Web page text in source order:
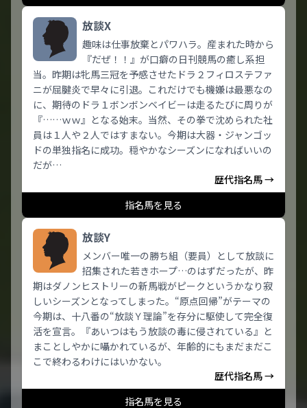
放談X
趣味は仕事放棄とパワハラ。産まれた時から
『だぜ！！』が口癖の日刊競馬の癒し系担
当。昨期は牝馬三冠を予感させたドラ２フィロステファ
ニが屈腱炎で早々に引退。これだけでも機嫌は最悪なの
に、期待のドラ１ボンボンベイビーは走るたびに周りが
『……ｗｗ』となる始末。当然、その拳で沈められた社
員は１人や２人ではすまない。今期は大器・ジャンゴッ
ドの単独指名に成功。穏やかなシーズンになればいいの
だが…
歴代指名馬 →
指名馬を見る
放談Y
メンバー唯一の勝ち組（要員）として放談に
招集された若きホープ…のはずだったが、昨
期はダノンヒストリーの新馬戦がピークというかなり寂
しいシーズンとなってしまった。“原点回帰”がテーマの
今期は、十八番の“放談Ｙ理論”を存分に駆使して完全復
活を宣言。『あいつはもう放談の毒に侵されている』と
まことしやかに囁かれているが、年齢的にもまだまだこ
こで終わるわけにはいかない。
歴代指名馬 →
指名馬を見る